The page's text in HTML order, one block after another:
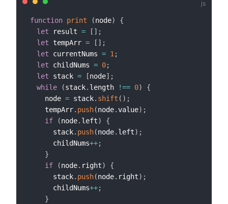
function print (node)
{
let result = [ ] ;
let tempArr = [ ] ;
let currentNums = 1 ;
let childNums = 0;
let stack = [node] ;
while
(stack. length !== 0)
{
    node
= stack. shift ( ) ;
    tempArr
. push(node.value) ;
if
(node. left)
{
      stack
. push(node. left) ;
      childNums
++;
}
if
(node. right)
{
      stack
. push(node. right) ;
      childNums
++;
}